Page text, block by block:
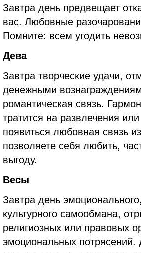
Завтра день предвещает
вас. Любовные
Помните: всем угодить
Дева
Завтра творческие удачи,
денежными
романтическая связь.
тратится на развлечения
появиться любовная связь
позволяете себя любить,
выгоду.
Весы
Завтра день
культурного самообмана,
религиозных или правовых
эмоциональных потрясений.